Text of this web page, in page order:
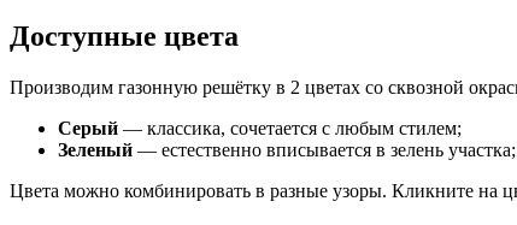
Доступные цвета
Производим газонную решётку в 2 цветах со сквозной
Серый — классика, сочетается с любым стилем;
Зеленый — естественно вписывается в зелень участка;
Цвета можно комбинировать в разные узоры. Кликните на